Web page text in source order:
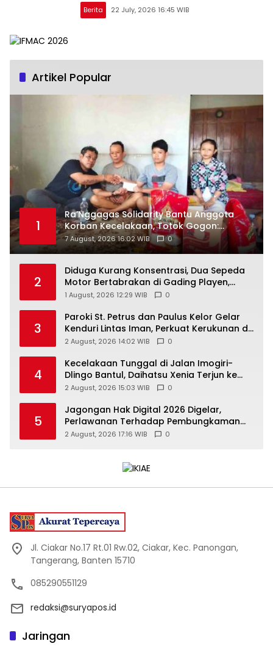
Berita 22 July, 2026 16:45 WIB
Artikel Popular
1
Ra’Nggagas Solidarity Bantu Anggota
Korban Kecelakaan, Totok Gogon:
Solidaritas Harus Jadi Tindakan Nyata
7 August, 2026 16:02 WIB 0
2
Diduga Kurang Konsentrasi, Dua Sepeda
Motor Bertabrakan di Gading Playen,
Mahasiswi Meninggal
1 August, 2026 12:29 WIB 0
3
Paroki St. Petrus dan Paulus Kelor Gelar
Kenduri Lintas Iman, Perkuat Kerukunan di
Gunungkidul
2 August, 2026 14:02 WIB 0
4
Kecelakaan Tunggal di Jalan Imogiri-
Dlingo Bantul, Daihatsu Xenia Terjun ke
Jurang
2 August, 2026 15:03 WIB 0
5
Jagongan Hak Digital 2026 Digelar,
Perlawanan Terhadap Pembungkaman
Media Digital
2 August, 2026 17:16 WIB 0
Jl. Ciakar No.17 Rt.01 Rw.02, Ciakar, Kec. Panongan,
Tangerang, Banten 15710
085290551129
redaksi@suryapos.id
Jaringan